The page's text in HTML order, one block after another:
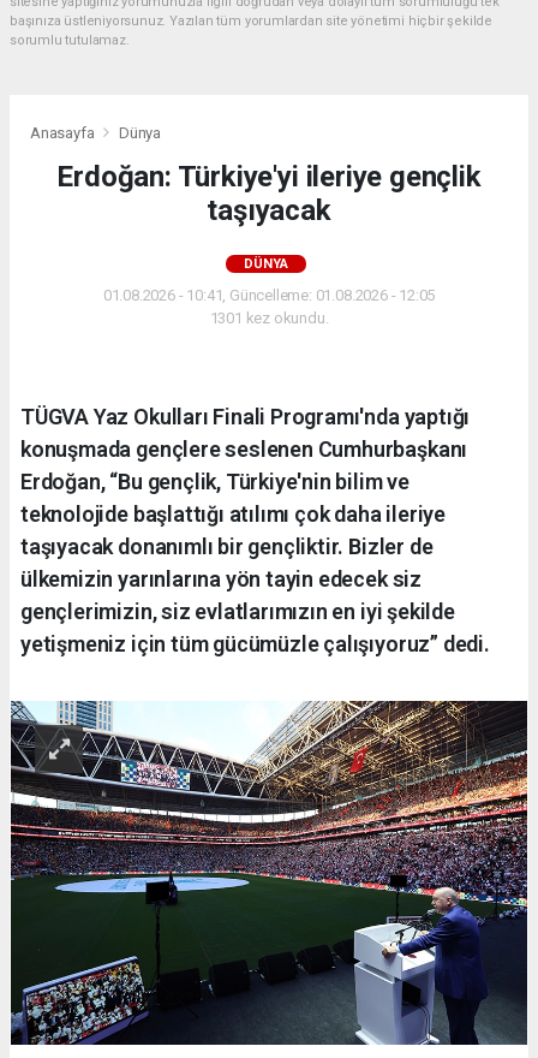
başınıza üstleniyorsunuz. Yazılan tüm yorumlardan site yönetimi hiçbir şekilde
sorumlu tutulamaz.
Anasayfa Dünya
Erdoğan: Türkiye'yi ileriye gençlik
taşıyacak
DÜNYA
01.08.2026 - 10:41, Güncelleme: 01.08.2026 - 12:05
1301 kez okundu.
TÜGVA Yaz Okulları Finali Programı'nda yaptığı
konuşmada gençlere seslenen Cumhurbaşkanı
Erdoğan, “Bu gençlik, Türkiye'nin bilim ve
teknolojide başlattığı atılımı çok daha ileriye
taşıyacak donanımlı bir gençliktir. Bizler de
ülkemizin yarınlarına yön tayin edecek siz
gençlerimizin, siz evlatlarımızın en iyi şekilde
yetişmeniz için tüm gücümüzle çalışıyoruz” dedi.